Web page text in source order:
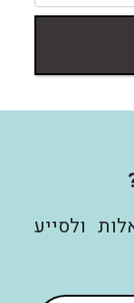
ולסייע